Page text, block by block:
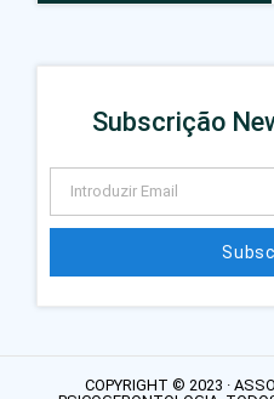
Subscrição
COPYRIGHT © 2023 ·